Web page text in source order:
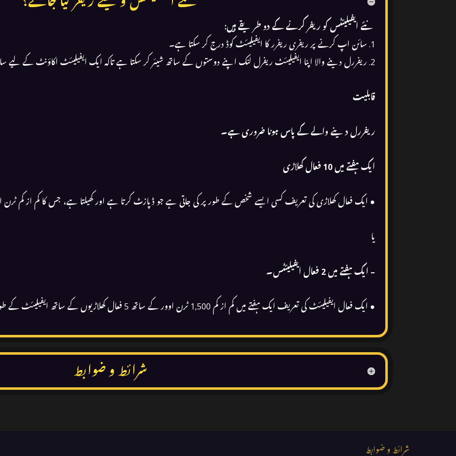
نئے ایفیلیئٹس کو ریفر کرنے کے دو طریقے ہیں:
1. سائن اپ کرنے پر ریفری ریفرر کا ایفیلیئٹ کوڈ درج کر سکتا ہے۔
2. ریفررل دینے والا اپنا ایفیلیئٹ ریفرل لنک اپنے دوستوں کے ساتھ شیئر کر سکتا ہے تاکہ ایک ایفیلیئٹ اکاؤنٹ کے لیے سائن اپ کیا جا سکے۔
قابلیت
ریفررل دینے والے کے پاس ہونا ضروری ہے۔
ایک ہفتے میں 10 فعال کھلاڑی
● ایک فعال کھلاڑی کی تعریف کسی ایسے شخص کے طور پر کی جاتی ہے جو ڈپازٹ کرتا ہے اور کھیلتا ہے، جس کا کم از کم ٹرن اوور 1,500 ہونا
یا
– ایک ہفتے میں 2 فعال ایفیلیئٹس۔
● ایک فعال ایفیلیئٹ کی تعریف ایک ہفتے میں کم از کم 1,500 ٹرن اوور کے ساتھ 5 فعال کھلاڑیوں کے ساتھ ایفیلیئٹ کے طور پر کی جاتی ہے۔
شرائط و ضوابط
شرائط و ضوابط